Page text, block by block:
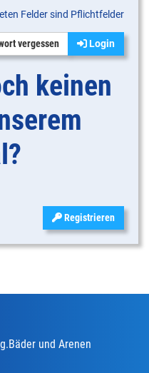
Felder sind Pflichtfelder
vergessen Login
keinen
Registrieren
und Arenen